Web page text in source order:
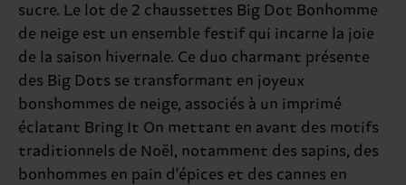
sucre. Le lot de 2 chaussettes Big Dot Bonhomme
de neige est un ensemble festif qui incarne la joie
de la saison hivernale. Ce duo charmant présente
des Big Dots se transformant en joyeux
bonshommes de neige, associés à un imprimé
éclatant Bring It On mettant en avant des motifs
traditionnels de Noël, notamment des sapins, des
bonhommes en pain d'épices et des cannes en